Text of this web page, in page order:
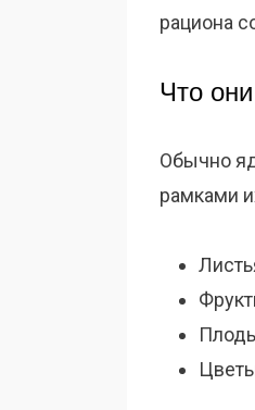
рациона
Что
Обычно
рамками